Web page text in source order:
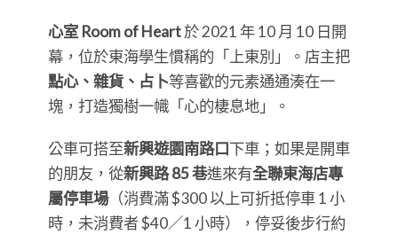
心室 Room of Heart於 2021 年 10 月 10 日開
幕，位於東海學生慣稱的「上東別」。店主把
點心、雜貨、占卜等喜歡的元素通通湊在一
塊，打造獨樹一幟「心的棲息地」。
公車可搭至新興遊園南路口下車；如果是開車
的朋友，從新興路 85 巷進來有全聯東海店專
屬停車場（消費滿 $300 以上可折抵停車 1 小
時，未消費者 $40／1 小時），停妥後步行約